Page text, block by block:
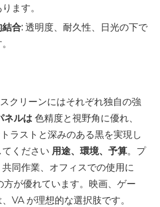
ます。
合: 透明度、耐久性、日光の下で
クリーンにはそれぞれ独自の強
ネルは 色精度と視野角に優れ、
ラストと深みのある黒を実現し
ください 用途、環境、予算。プ
同作業、オフィスでの使用に
方が優れています。映画、ゲー
VA が理想的な選択肢です。